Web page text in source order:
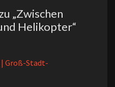
„Zwischen
Helikopter“
Groß-Stadt-